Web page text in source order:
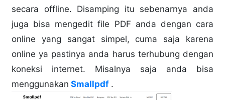
secara offline. Disamping itu sebenarnya anda
juga bisa mengedit file PDF anda dengan cara
online yang sangat simpel, cuma saja karena
online ya pastinya anda harus terhubung dengan
koneksi internet. Misalnya saja anda bisa
menggunakan Smallpdf .